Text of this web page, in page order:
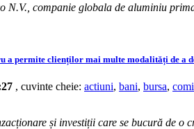
N.V., companie globala de aluminiu
a permite clienților mai multe modalități de a
, cuvinte cheie: actiuni, bani, bursa,
și investiții care se bucură de o